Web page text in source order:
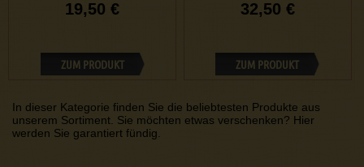
19,50 €
ZUM PRODUKT
32,50 €
ZUM PRODUKT
In dieser Kategorie finden Sie die beliebtesten Produkte aus
unserem Sortiment. Sie möchten etwas verschenken? Hier
werden Sie garantiert fündig.